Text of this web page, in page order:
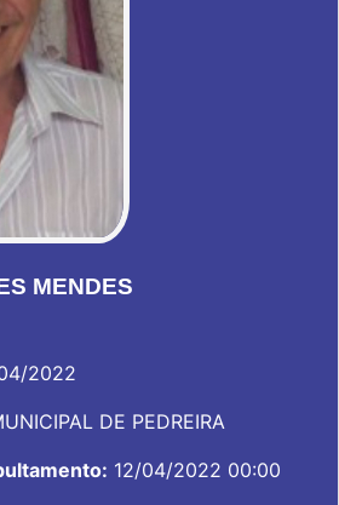
MENDES
2022
DE PEDREIRA
12/04/2022 00:00